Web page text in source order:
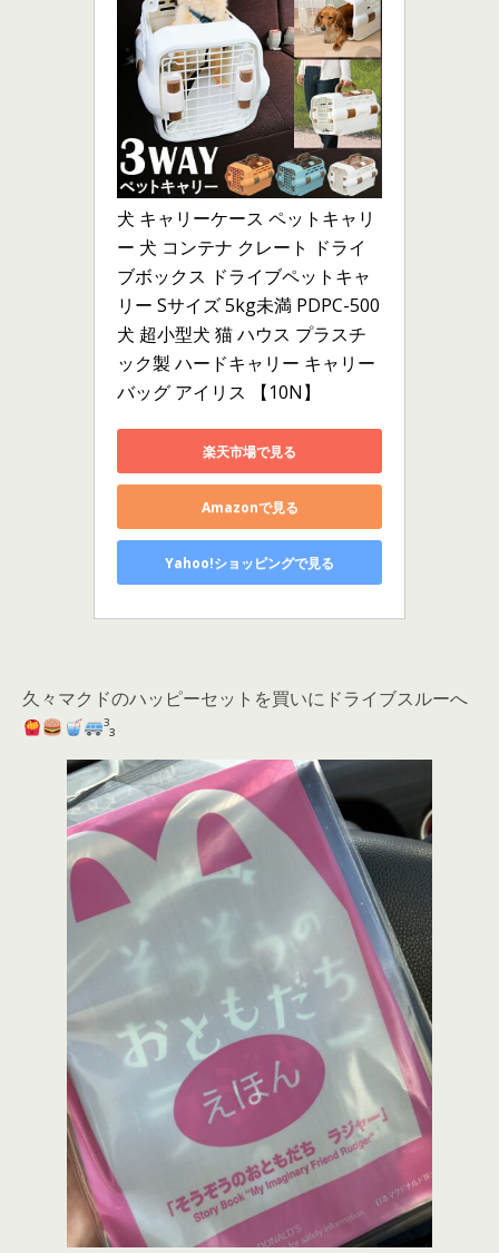
犬 キャリーケース ペットキャリ
ー 犬 コンテナ クレート ドライ
ブボックス ドライブペットキャ
リー Sサイズ 5kg未満 PDPC-500
犬 超小型犬 猫 ハウス プラスチ
ック製 ハードキャリー キャリー
バッグ アイリス 【10N】
楽天市場で見る
Amazonで見る
Yahoo!ショッピングで見る
久々マクドのハッピーセットを買いにドライブスルーへ
³₃